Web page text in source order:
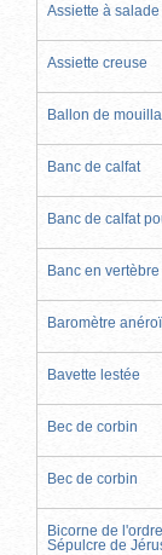
Assiette à salade
Assiette creuse
Ballon de
Banc de calfat
Banc de calfat
Banc en
Baromètre
Bavette lestée
Bec de corbin
Bec de corbin
Bicorne de
Sépulcre de